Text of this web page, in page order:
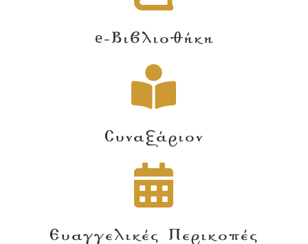
e-Βιβλιοθήκη
Συναξάριον
Ευαγγελικές Περικοπές